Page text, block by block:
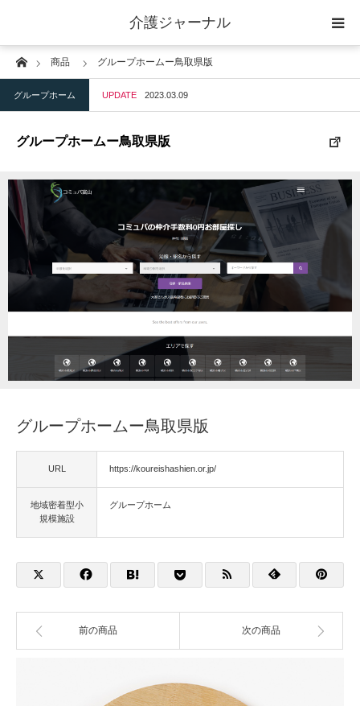
介護ジャーナル
Home商品 グループホームー鳥取県版
グループホーム UPDATE 2023.03.09
グループホームー鳥取県版
グループホームー鳥取県版
URL https://koureishashien.or.jp/
地域密着型小
規模施設
グループホーム
前の商品 次の商品
ケアプラン作成
訪問
短期入所
訪問＋通い＋宿泊
施設
地域密着型小規模施設
住宅改修